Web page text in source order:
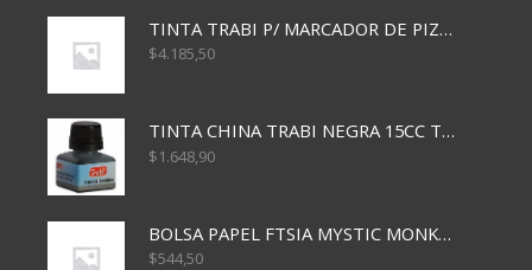
TINTA TRABI P/ MARCADOR DE PIZARRA x30ml ROJO
$4.185,50
TINTA CHINA TRABI NEGRA 15CC TR3460
$1.648,90
BOLSA PAPEL FTSIA MYSTIC MONKEY 14/08/20
$544,50